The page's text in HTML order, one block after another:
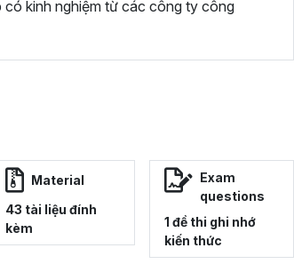
kinh nghiệm từ các công ty công
Material
43 tài liệu đính
kèm
Exam
questions
1 đề thi ghi nhớ
kiến thức